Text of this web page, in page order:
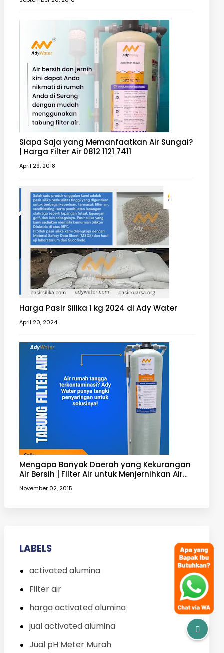
Siapa Saja yang Memanfaatkan Air Sungai?
| Harga Filter Air 0812 1121 7411
April 29, 2018
Harga Pasir Silika 1 kg 2024 di Ady Water
April 20, 2024
Mengapa Banyak Daerah yang Kekurangan
Air Bersih | Filter Air untuk Menjernihkan Air
yang Keruh
November 02, 2015
LABELS
activated alumina
Filter air
harga activated alumina
jual activated alumina
Jual pH Meter Murah